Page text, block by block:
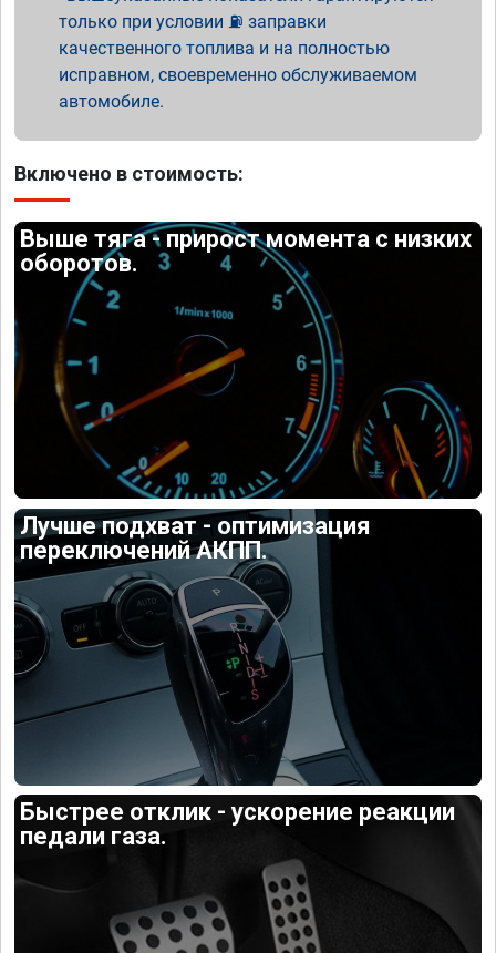
только при условии ⛽ заправки
качественного топлива и на полностью
исправном, своевременно обслуживаемом
автомобиле.
Включено в стоимость:
Выше тяга - прирост момента с низких
оборотов.
Лучше подхват - оптимизация
переключений АКПП.
Быстрее отклик - ускорение реакции
педали газа.